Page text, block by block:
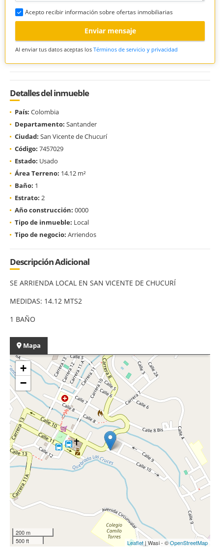
Acepto recibir información sobre ofertas inmobiliarias
Enviar mensaje
Al enviar tus datos aceptas los Términos de servicio y privacidad
Detalles del inmueble
País: Colombia
Departamento: Santander
Ciudad: San Vicente de Chucurí
Código: 7457029
Estado: Usado
Área Terreno: 14.12 m²
Baño: 1
Estrato: 2
Año construcción: 0000
Tipo de inmueble: Local
Tipo de negocio: Arriendos
Descripción Adicional
SE ARRIENDA LOCAL EN SAN VICENTE DE CHUCURÍ
MEDIDAS: 14.12 MTS2
1 BAÑO
Mapa
+
−
200 m
500 ft
Leaflet| Wasi - ©OpenStreetMap